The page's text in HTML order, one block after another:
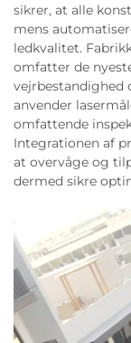
sikrer, at alle
mens
ledkvalitet.
omfatter de
vejrbestandighed
anvender
omfattende
Integrationen af
at overvåge og
dermed sikre